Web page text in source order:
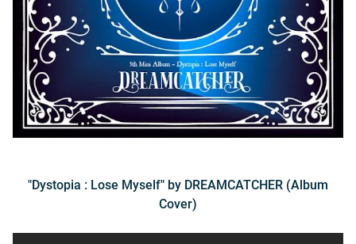
"Dystopia : Lose Myself" by DREAMCATCHER (Album
Cover)